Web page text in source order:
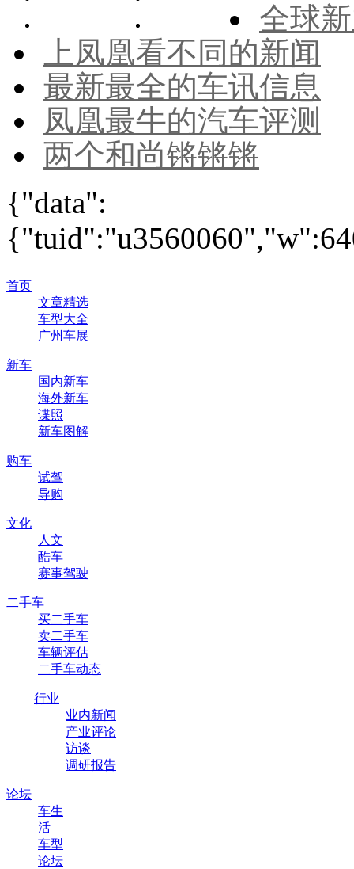
全球
上凤凰看不同的新闻
最新最全的车讯信息
凤凰最牛的汽车评测
两个和尚锵锵锵
{"data":
首页
文章精选
车型大全
广州车展
新车
国内新车
海外新车
谍照
新车图解
购车
试驾
导购
文化
人文
酷车
赛事驾驶
二手车
买二手车
卖二手车
车辆评估
二手车动态
行业
业内新闻
产业评论
访谈
调研报告
论坛
车生
活
车型
论坛